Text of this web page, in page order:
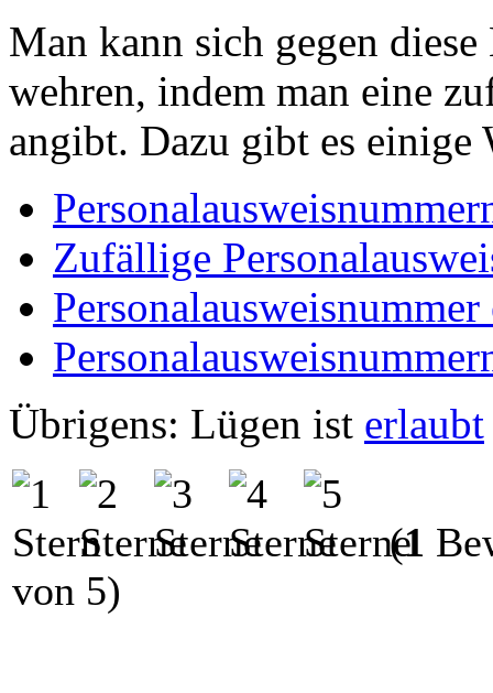
Man kann sich gegen
wehren, indem man eine
angibt. Dazu gibt es einige
Zufällige
Übrigens: Lügen ist erlaubt
(1
von 5)